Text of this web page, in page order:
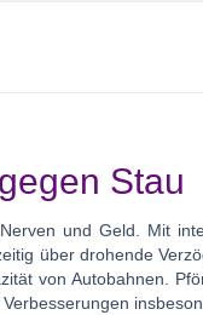
Stau
und Geld. Mit
über drohende
von Autobahnen.